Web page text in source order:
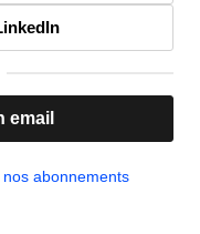
email
abonnements